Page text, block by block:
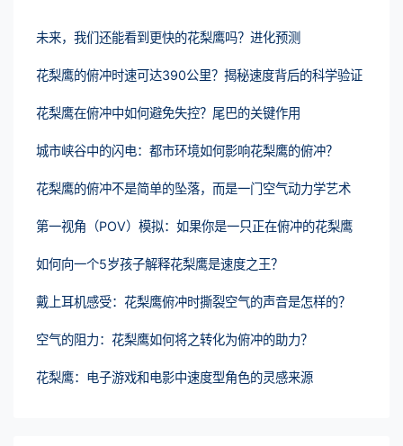
未来，我们还能看到更快的花梨鹰吗？进化预测
花梨鹰的俯冲时速可达390公里？揭秘速度背后的科学验证
花梨鹰在俯冲中如何避免失控？尾巴的关键作用
城市峡谷中的闪电：都市环境如何影响花梨鹰的俯冲？
花梨鹰的俯冲不是简单的坠落，而是一门空气动力学艺术
第一视角（POV）模拟：如果你是一只正在俯冲的花梨鹰
如何向一个5岁孩子解释花梨鹰是速度之王？
戴上耳机感受：花梨鹰俯冲时撕裂空气的声音是怎样的？
空气的阻力：花梨鹰如何将之转化为俯冲的助力？
花梨鹰：电子游戏和电影中速度型角色的灵感来源